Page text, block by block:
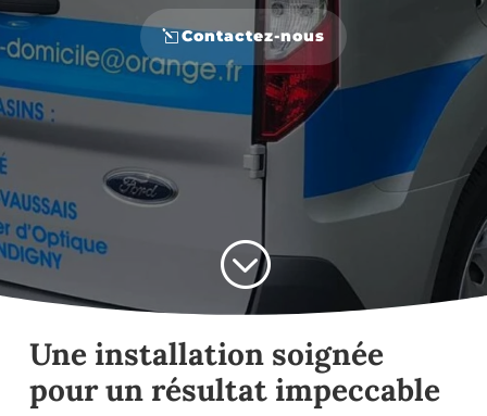
Contactez-nous
;
Une installation soignée
pour un résultat impeccable